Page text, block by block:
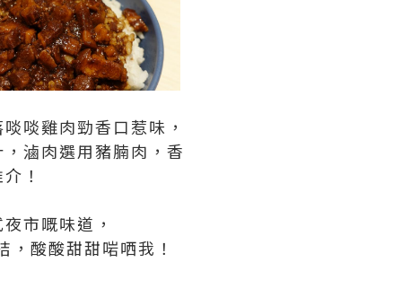
啖雞肉勁香口惹味，
滷肉選用豬腩肉，香
！
市嘅味道，
酸酸甜甜啱哂我！